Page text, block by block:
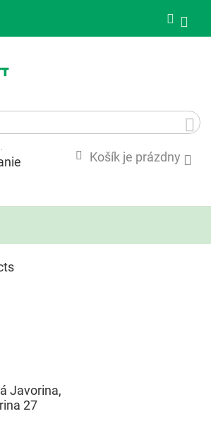
Košík je prázdny
Javorina,
27